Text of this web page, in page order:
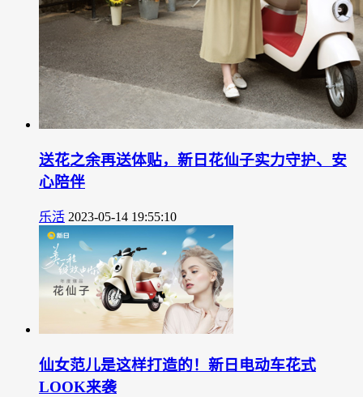
送花之余再送体贴，新日花仙子实力守护、安
心陪伴
乐活 2023-05-14 19:55:10
仙女范儿是这样打造的！新日电动车花式
LOOK来袭